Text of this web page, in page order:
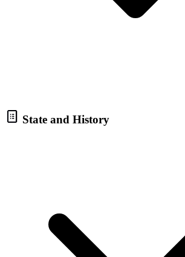
State and History